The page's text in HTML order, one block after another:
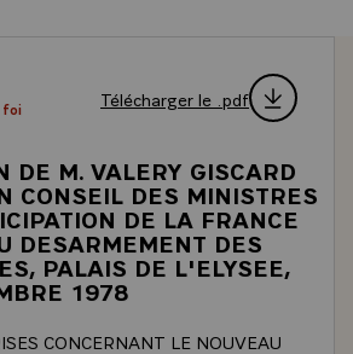
foi
Télécharger le .pdf
DE M. VALERY GISCARD
CONSEIL DES MINISTRES
DE LA FRANCE
DESARMEMENT DES
PALAIS DE L'ELYSEE,
1978
CONCERNANT LE NOUVEAU